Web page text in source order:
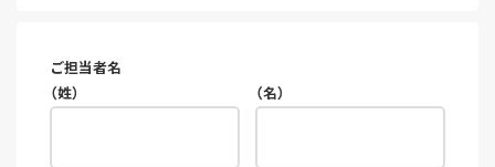
ご担当者名
（姓）
（名）